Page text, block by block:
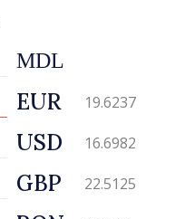
MDL
EUR 19.6237
USD 16.6982
GBP 22.5125